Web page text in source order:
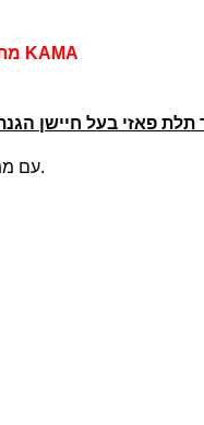
גנרטור מושתק KDE6500T3N מתוצרת KAMA
עם מתנע חשמלי מובנה ומד תצוגה דיגיטלית.